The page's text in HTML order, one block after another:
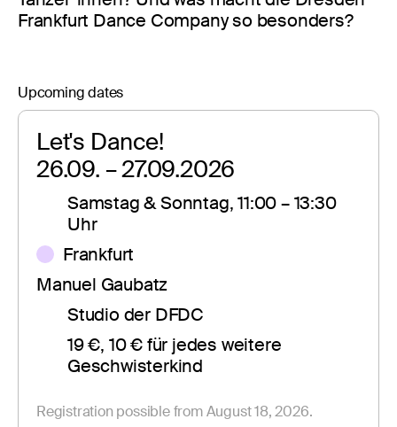
Frankfurt Dance Company so besonders?
Upcoming dates
Let's Dance!
26.09. – 27.09.2026
Samstag & Sonntag, 11:00 – 13:30
Uhr
Frankfurt
Manuel Gaubatz
Studio der DFDC
19 €, 10 € für jedes weitere
Geschwisterkind
Registration possible from August 18, 2026.